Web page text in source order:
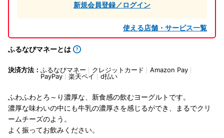
新規会員登録／ログイン
使える店舗・サービス一覧
ふるなびマネーとは
決済方法： ふるなびマネー クレジットカード
Amazon Pay
PayPay
楽天ペイ d払い
ふわふわとろ～り濃厚な、新食感の飲むヨーグルトです。
濃厚な味わいの中にも牛乳の濃厚さを感じるができ、まるでクリ
ームチーズのよう。
よく振ってお飲みください。